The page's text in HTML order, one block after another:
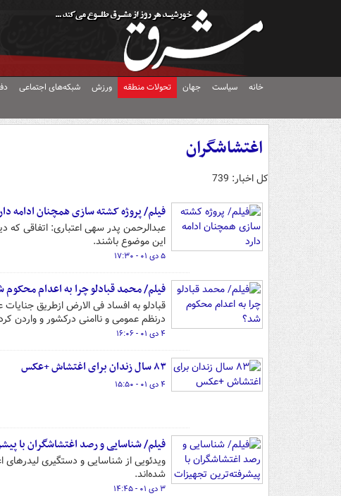
خانه سیاست جهان تحولات منطقه ورزش شبکه‌های اجتماعی
اغتشاشگران
کل اخبار: 739
فیلم/ پروژه کشته سازی همچنان ادامه
عبدالرحمن پدر سهی اعتباری: اتفاقی که
این موضوع باشند.
۵ دی ۰۱ - ۱۷:۳۰
فیلم/ محمد قبادلو چرا به اعدام
قبادلو به افساد فی الارض ازطریق
درنظم عمومی و ناامنی درکشور و واردن
۴ دی ۰۱ - ۱۶:۰۶
۸۳ سال زندان برای اغتشاش +عکس
۴ دی ۰۱ - ۱۵:۵۰
فیلم/ شناسایی و رصد اغتشاشگران با
ویدئویی از شناسایی و دستگیری
شده‌اند.
۳ دی ۰۱ - ۱۴:۴۵